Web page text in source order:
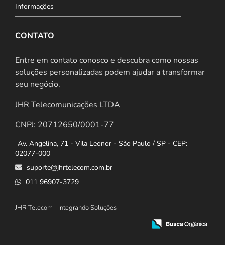
Informações
CONTATO
Entre em contato conosco e descubra como nossas
soluções personalizadas podem ajudar a transformar
seu negócio.
JHR Telecomunicações LTDA
CNPJ: 20712650/0001-77
Av. Angelina, 71 - Vila Leonor - São Paulo / SP - CEP:
02077-000
suporte@jhrtelecom.com.br
011 96907-3729
JHR Telecom - Integrando Soluções